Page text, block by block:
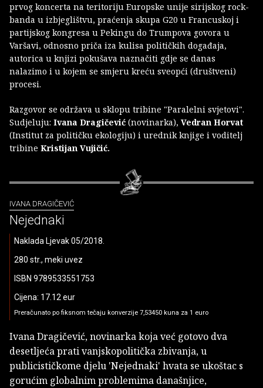
prvog koncerta na teritoriju Europske unije sirijskog rock-
banda u izbjeglištvu, praćenja skupa G20 u Francuskoj i
partijskog kongresa u Pekingu do Trumpova govora u
Varšavi, odnosno priča iza kulisa političkih događaja,
autorica u knjizi pokušava naznačiti gdje se danas
nalazimo i u kojem se smjeru kreću sveopći (društveni)
procesi.
Razgovor se održava u sklopu tribine "Paralelni svjetovi".
Sudjeluju: Ivana Dragičević (novinarka), Vedran Horvat
(Institut za političku ekologiju) i urednik knjige i voditelj
tribine Kristijan Vujičić.
IVANA DRAGIČEVIĆ
Nejednaki
Naklada Ljevak 05/2018.
280 str., meki uvez
ISBN 9789533551753
Cijena: 17.12 eur
Preračunato po fiksnom tečaju konverzije 7,53450 kuna za 1 euro
Ivana Dragičević, novinarka koja već gotovo dva
desetljeća prati vanjskopolitička zbivanja, u
publicističkome djelu 'Nejednaki' hvata se ukoštac s
gorućim globalnim problemima današnjice,